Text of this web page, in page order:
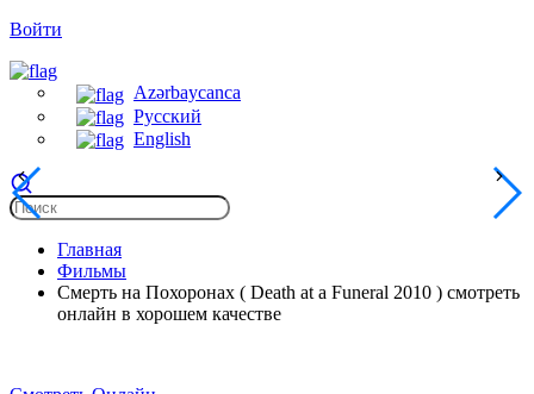
Войти
Azərbaycanca
Русский
English
Главная
Фильмы
Смерть на Похоронах ( Death at a Funeral 2010 ) смотреть
онлайн в хорошем качестве